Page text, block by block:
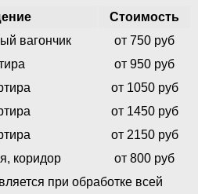
Стоимость
вагончик
от 750 руб
от 950 руб
от 1050 руб
от 1450 руб
от 2150 руб
коридор
от 800 руб
при обработке всей